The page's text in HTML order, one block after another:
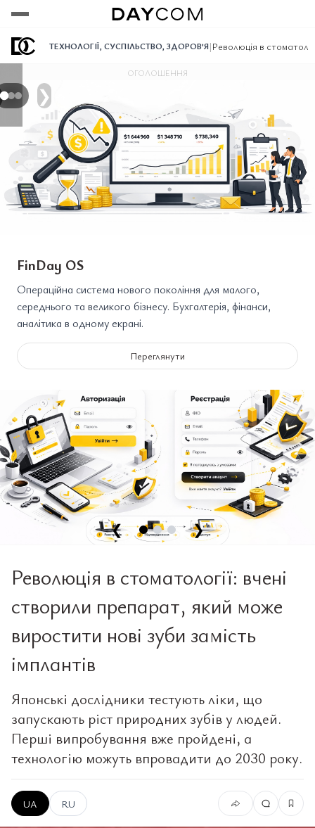
ТЕХНОЛОГІЇ, СУСПІЛЬСТВО, ЗДОРОВ’Я|Революція в
Переглянути
Переглянути
Переглянути
❯
ОГОЛОШЕННЯ
FinDay OS
Операційна система нового покоління для малого,
середнього та великого бізнесу. Бухгалтерія, фінанси,
аналітика в одному екрані.
Переглянути
❮ ❯
Революція в стоматології: вчені
створили препарат, який може
виростити нові зуби замість
імплантів
Японські дослідники тестують ліки, що
запускають ріст природних зубів у людей.
Перші випробування вже пройдені, а
технологію можуть впровадити до 2030 року.
UA RU